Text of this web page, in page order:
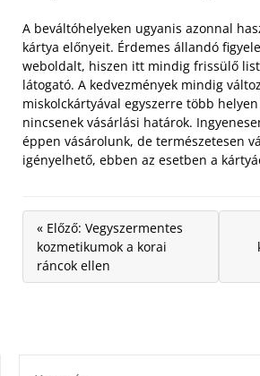
A beváltóhelyeken ugyanis azonnal
kártya előnyeit. Érdemes állandó
weboldalt, hiszen itt mindig frissülő
látogató. A kedvezmények mindig
miskolckártyával egyszerre több
nincsenek vásárlási határok.
éppen vásárolunk, de természetesen
igényelhető, ebben az esetben a
« Előző: Vegyszermentes
kozmetikumok a korai
ráncok ellen